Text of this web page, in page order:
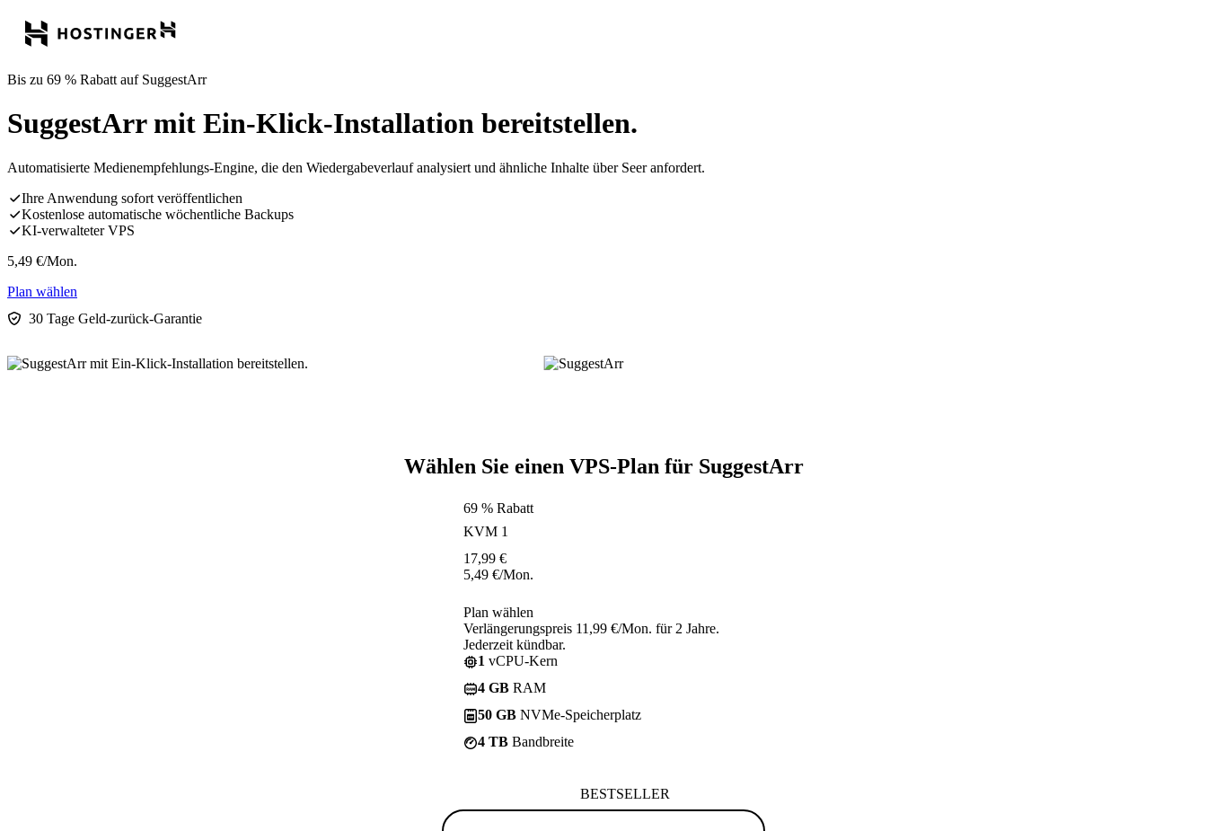
Bis zu 69 % Rabatt auf SuggestArr
SuggestArr mit Ein-Klick-Installation bereitstellen.
Automatisierte Medienempfehlungs-Engine, die den Wiedergabeverlauf analysiert und ähnliche Inhalte über Seer anfordert.
Ihre Anwendung sofort veröffentlichen
Kostenlose automatische wöchentliche Backups
KI-verwalteter VPS
5,49 €/Mon.
Plan wählen
30 Tage Geld-zurück-Garantie
Wählen Sie einen VPS-Plan für SuggestArr
69 % Rabatt
KVM 1
17,99 €
5,49 €/Mon.
Plan wählen
Verlängerungspreis 11,99 €/Mon. für 2 Jahre.
Jederzeit kündbar.
1 vCPU-Kern
4 GB RAM
50 GB NVMe-Speicherplatz
4 TB Bandbreite
BESTSELLER